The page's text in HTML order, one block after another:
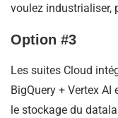
voulez industrialiser,
Option #3
Les suites Cloud
BigQuery + Vertex AI
le stockage du